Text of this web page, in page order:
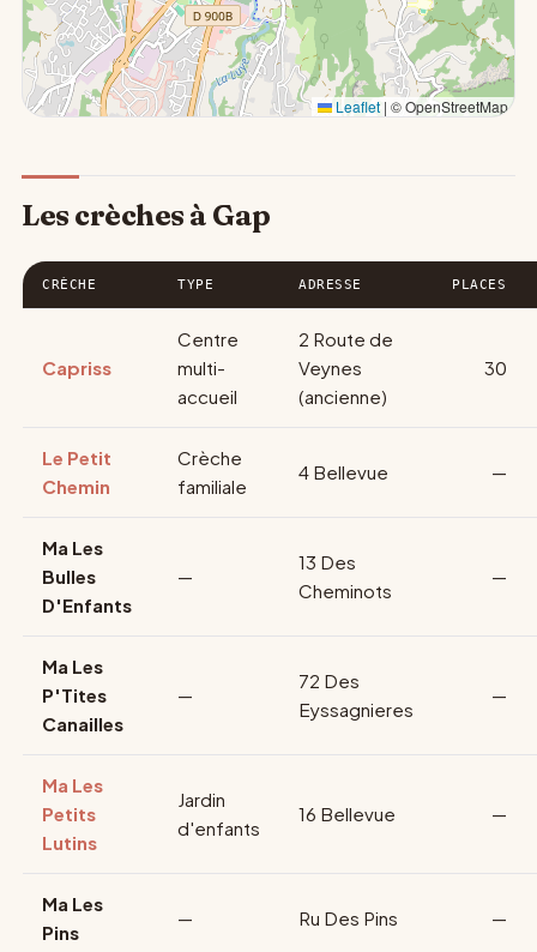
Leaflet | © OpenStreetMap
Les crèches à Gap
CRÈCHE TYPE ADRESSE PLACES
Capriss
Centre
multi-
accueil
2 Route de
Veynes
(ancienne)
30
Le Petit
Chemin
Crèche
familiale
4 Bellevue —
Ma Les
Bulles
D'Enfants
—
13 Des
Cheminots
—
Ma Les
P'Tites
Canailles
—
72 Des
Eyssagnieres
—
Ma Les
Petits
Lutins
Jardin
d'enfants
16 Bellevue —
Ma Les
Pins
— Ru Des Pins —